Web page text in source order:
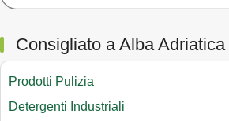
Consigliato a Alba Adriatica
Prodotti Pulizia
Detergenti Industriali